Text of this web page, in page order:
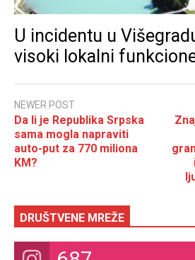
U incidentu u
visoki lokalni
NEWER POST
Da li je Republika Srpska
sama mogla napraviti
auto-put za 770 miliona
KM?
DRUŠTVENE MREŽE